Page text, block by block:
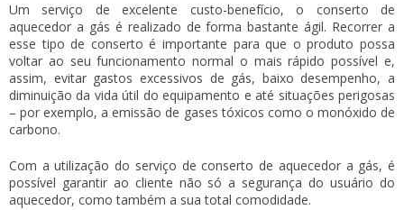
Um serviço de excelente custo-benefício, o conserto de
aquecedor a gás é realizado de forma bastante ágil. Recorrer a
esse tipo de conserto é importante para que o produto possa
voltar ao seu funcionamento normal o mais rápido possível e,
assim, evitar gastos excessivos de gás, baixo desempenho, a
diminuição da vida útil do equipamento e até situações perigosas
– por exemplo, a emissão de gases tóxicos como o monóxido de
carbono.
Com a utilização do serviço deconserto de aquecedor a gás, é
possível garantir ao cliente não só a segurança do usuário do
aquecedor, como também a sua total comodidade.